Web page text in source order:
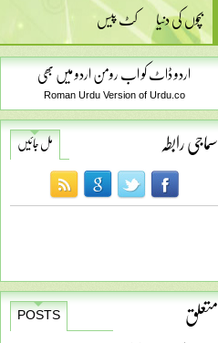
بچوں کی دنیا کٹ پیس
اردو ڈاٹ کو اب رومن اردو میں بھی
Roman Urdu Version of Urdu.co
سماجی رابطہ مل جائیں
متعلق
POSTS